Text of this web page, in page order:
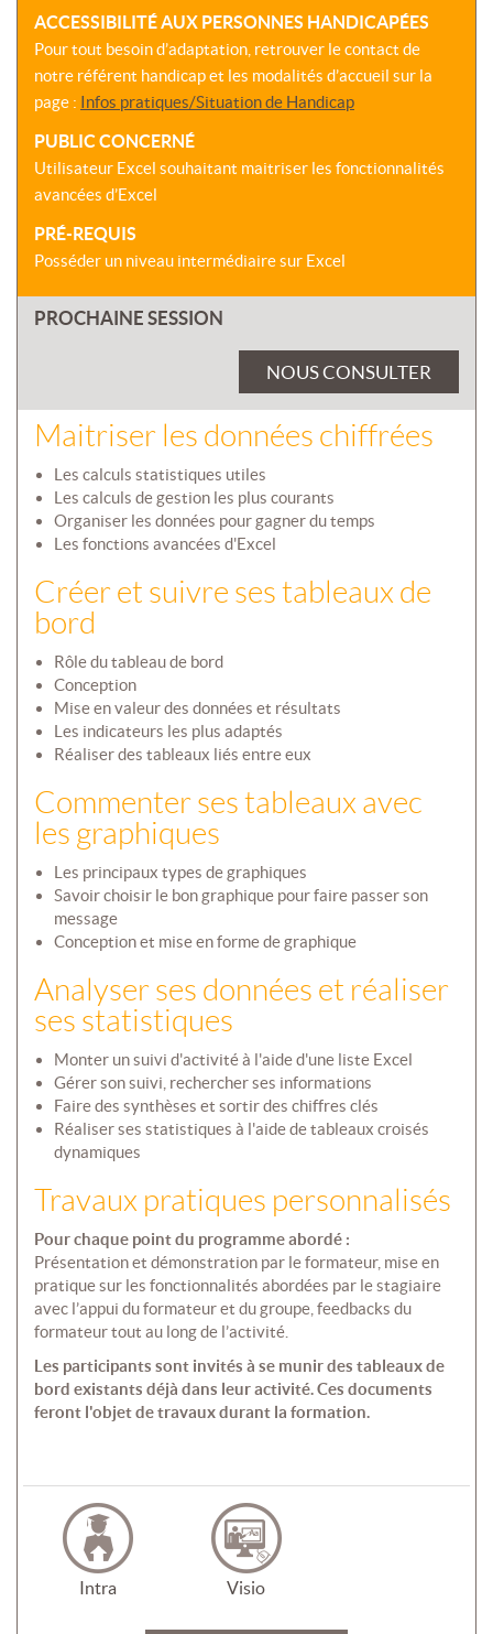
ACCESSIBILITÉ AUX PERSONNES HANDICAPÉES
Pour tout besoin d’adaptation, retrouver le contact de
notre référent handicap et les modalités d’accueil sur la
page : Infos pratiques/Situation de Handicap
PUBLIC CONCERNÉ
Utilisateur Excel souhaitant maitriser les fonctionnalités
avancées d’Excel
PRÉ-REQUIS
Posséder un niveau intermédiaire sur Excel
PROCHAINE SESSION
NOUS CONSULTER
Maitriser les données chiffrées
Les calculs statistiques utiles
Les calculs de gestion les plus courants
Organiser les données pour gagner du temps
Les fonctions avancées d'Excel
Créer et suivre ses tableaux de
bord
Rôle du tableau de bord
Conception
Mise en valeur des données et résultats
Les indicateurs les plus adaptés
Réaliser des tableaux liés entre eux
Commenter ses tableaux avec
les graphiques
Les principaux types de graphiques
Savoir choisir le bon graphique pour faire passer son
message
Conception et mise en forme de graphique
Analyser ses données et réaliser
ses statistiques
Monter un suivi d'activité à l'aide d'une liste Excel
Gérer son suivi, rechercher ses informations
Faire des synthèses et sortir des chiffres clés
Réaliser ses statistiques à l'aide de tableaux croisés
dynamiques
Travaux pratiques personnalisés
Pour chaque point du programme abordé :
Présentation et démonstration par le formateur, mise en
pratique sur les fonctionnalités abordées par le stagiaire
avec l’appui du formateur et du groupe, feedbacks du
formateur tout au long de l’activité.
Les participants sont invités à se munir des tableaux de
bord existants déjà dans leur activité. Ces documents
feront l'objet de travaux durant la formation.
Intra Visio